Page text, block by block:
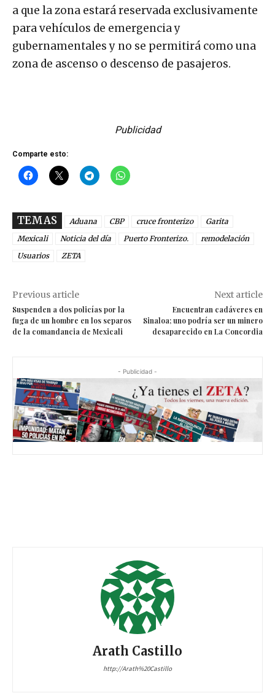
a que la zona estará reservada exclusivamente
para vehículos de emergencia y
gubernamentales y no se permitirá como una
zona de ascenso o descenso de pasajeros.
Publicidad
Comparte esto:
TEMAS Aduana CBP cruce fronterizo
Garita
Mexicali
Noticia del día Puerto Fronterizo.
remodelación
Usuarios
ZETA
Previous article
Suspenden a dos policías por la
fuga de un hombre en los separos
de la comandancia de Mexicali
Next article
Encuentran cadáveres en
Sinaloa; uno podría ser un minero
desaparecido en La Concordia
- Publicidad -
Arath Castillo
http://Arath%20Castillo